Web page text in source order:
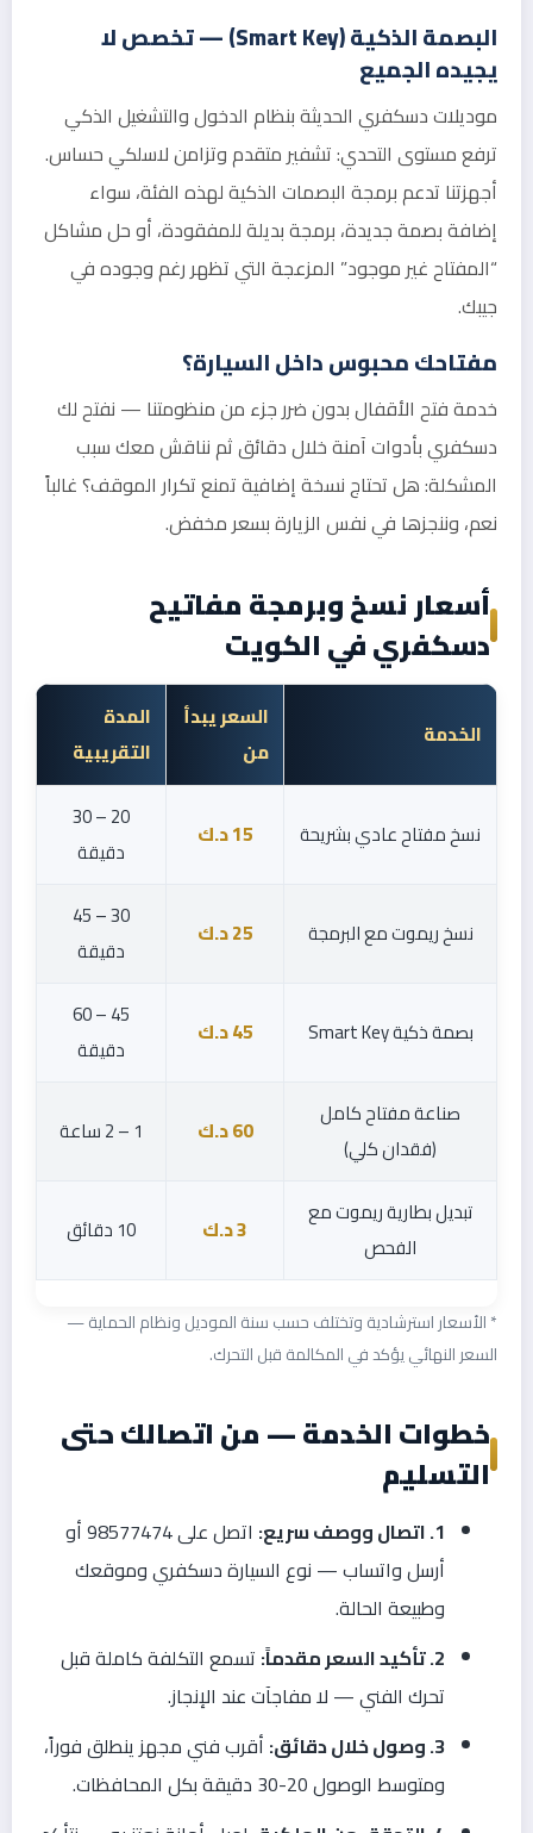
البصمة الذكية (Smart Key) — تخصص لا
يجيده الجميع
موديلات دسكفري الحديثة بنظام الدخول والتشغيل الذكي
ترفع مستوى التحدي: تشفير متقدم وتزامن لاسلكي حساس.
أجهزتنا تدعم برمجة البصمات الذكية لهذه الفئة، سواء
إضافة بصمة جديدة، برمجة بديلة للمفقودة، أو حل مشاكل
“المفتاح غير موجود” المزعجة التي تظهر رغم وجوده في
جيبك.
مفتاحك محبوس داخل السيارة؟
خدمة فتح الأقفال بدون ضرر جزء من منظومتنا — نفتح لك
دسكفري بأدوات آمنة خلال دقائق ثم نناقش معك سبب
المشكلة: هل تحتاج نسخة إضافية تمنع تكرار الموقف؟ غالباً
نعم، وننجزها في نفس الزيارة بسعر مخفض.
أسعار نسخ وبرمجة مفاتيح
دسكفري في الكويت
الخدمة
السعر يبدأ
من
المدة
التقريبية
نسخ مفتاح عادي بشريحة 15 د.ك
20 – 30
دقيقة
نسخ ريموت مع البرمجة 25 د.ك
30 – 45
دقيقة
بصمة ذكية Smart Key 45 د.ك
45 – 60
دقيقة
صناعة مفتاح كامل
(فقدان كلي)
60 د.ك 1 – 2 ساعة
تبديل بطارية ريموت مع
الفحص
3 د.ك 10 دقائق
* الأسعار استرشادية وتختلف حسب سنة الموديل ونظام الحماية —
السعر النهائي يؤكد في المكالمة قبل التحرك.
خطوات الخدمة — من اتصالك حتى
التسليم
1. اتصال ووصف سريع:
اتصل على 98577474 أو
أرسل واتساب — نوع السيارة دسكفري وموقعك
وطبيعة الحالة.
2. تأكيد السعر مقدماً:
تسمع التكلفة كاملة قبل
تحرك الفني — لا مفاجآت عند الإنجاز.
3. وصول خلال دقائق:
أقرب فني مجهز ينطلق فوراً،
ومتوسط الوصول 20-30 دقيقة بكل المحافظات.